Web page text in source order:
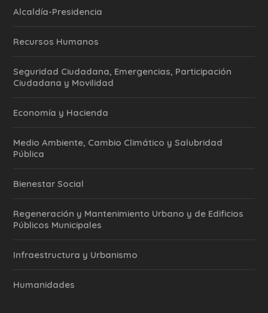
Alcaldía-Presidencia
Recursos Humanos
Seguridad Ciudadana, Emergencias, Participación
Ciudadana y Movilidad
Economía y Hacienda
Medio Ambiente, Cambio Climático y Salubridad
Pública
Bienestar Social
Regeneración y Mantenimiento Urbano y de Edificios
Públicos Municipales
Infraestructura y Urbanismo
Humanidades